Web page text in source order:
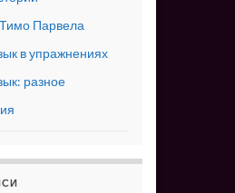
Парвела
в упражнениях
разное